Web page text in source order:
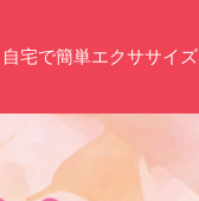
自宅で簡単エクササイズ